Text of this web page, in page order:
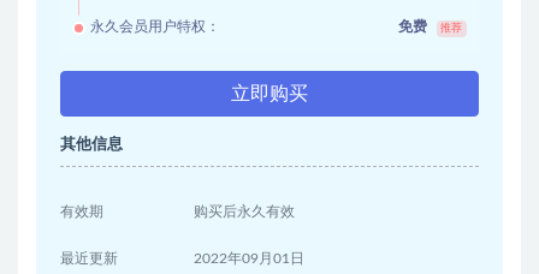
永久会员用户特权： 免费 推荐
立即购买
其他信息
有效期 购买后永久有效
最近更新 2022年09月01日